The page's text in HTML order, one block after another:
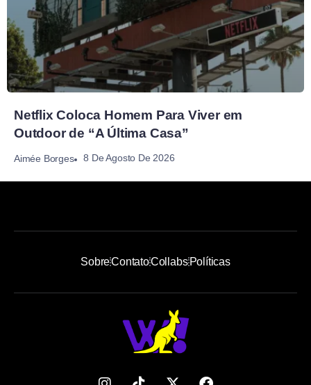
Netflix Coloca Homem Para Viver em
Outdoor de “A Última Casa”
Aimée Borges 8 De Agosto De 2026
SobreContatoCollabsPolíticas